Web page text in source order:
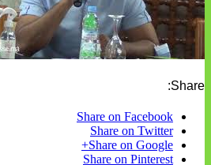
Share:
Share on Facebook
Share on Twitter
Share on Google+
Share on Pinterest